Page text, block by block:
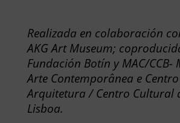
Realizada en colaboración
AKG Art Museum;
Fundación Botín y MAC/CCB-
Arte Contemporânea e
Arquitetura / Centro Cultural
Lisboa.